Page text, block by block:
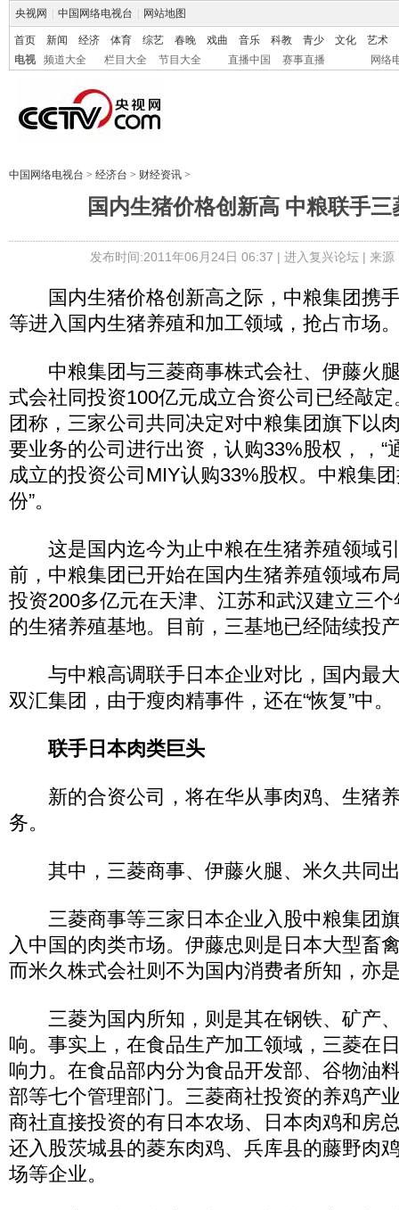
央视网 中国网络电视台 网站地图
首页 新闻 经济 体育 综艺 春晚 戏曲 音乐 科教 青少 文化
艺术
电视
频道大全 栏目大全 节目大全 直播中国 赛事直播 网络
中国网络电视台 > 经济台 > 财经资讯 >
国内生猪价格创新高 中粮联手
发布时间:2011年06月24日 06:37 | 进入复兴论坛| 来源
国内生猪价格创新高之际，中粮集团携
等进入国内生猪养殖和加工领域，抢占市场
中粮集团与三菱商事株式会社、伊藤火
式会社同投资100亿元成立合资公司已经敲
团称，三家公司共同决定对中粮集团旗下以
要业务的公司进行出资，认购33%股权，，“
成立的投资公司MIY认购33%股权。中粮集
份”。
这是国内迄今为止中粮在生猪养殖领域
前，中粮集团已开始在国内生猪养殖领域布
投资200多亿元在天津、江苏和武汉建立三
的生猪养殖基地。目前，三基地已经陆续投
与中粮高调联手日本企业对比，国内最
双汇集团，由于瘦肉精事件，还在“恢复”中。
联手日本肉类巨头
新的合资公司，将在华从事肉鸡、生猪
务。
其中，三菱商事、伊藤火腿、米久共同
三菱商事等三家日本企业入股中粮集团
入中国的肉类市场。伊藤忠则是日本大型畜
而米久株式会社则不为国内消费者所知，亦
三菱为国内所知，则是其在钢铁、矿产
响。事实上，在食品生产加工领域，三菱在
响力。在食品部内分为食品开发部、谷物油
部等七个管理部门。三菱商社投资的养鸡产
商社直接投资的有日本农场、日本肉鸡和房
还入股茨城县的菱东肉鸡、兵库县的藤野肉
场等企业。